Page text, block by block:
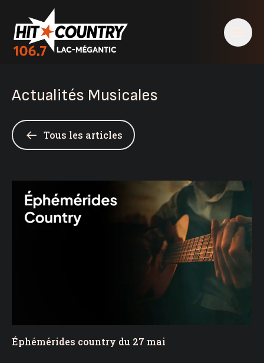
Actualités Musicales
Tous les articles
Éphémérides country du 27 mai